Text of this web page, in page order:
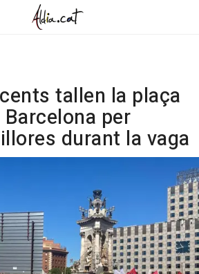
tallen la plaça
per
durant la vaga